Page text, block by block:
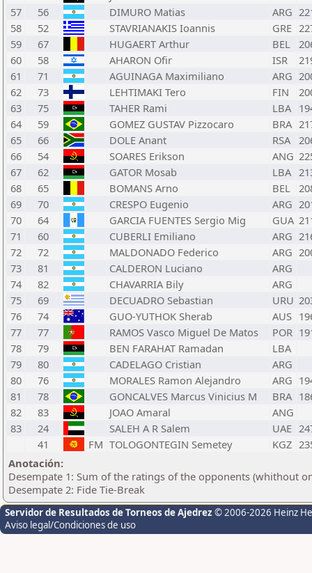
57
56 DIMURO Matias ARG
58
52 STAVRIANAKIS Ioannis GRE
59
67 HUGAERT Arthur BEL
60
58 AHARON Ofir ISR
61
71 AGUINAGA Maximiliano ARG
62
73 LEHTIMAKI Tero FIN
63
75 TAHER Rami LBA
64
59 GOMEZ GUSTAV Pizzocaro BRA
65
66 DOLE Anant RSA
66
54 SOARES Erikson ANG
67
62 GATOR Mosab LBA
68
65 BOMANS Arno BEL
69
70 CRESPO Eugenio ARG
70
64 GARCIA FUENTES Sergio Mig GUA
71
60 CUBERLI Emiliano ARG
72
72 MALDONADO Federico ARG
73
81 CALDERON Luciano
ARG
74
82 CHAVARRIA Bily
ARG
75
69 DECUADRO Sebastian URU
76
74 GUO-YUTHOK Sherab AUS
77
77 RAMOS Vasco Miguel De Matos POR
78
79 BEN FARAHAT Ramadan
LBA
79
80 CADELAGO Cristian
ARG
80
76 MORALES Ramon Alejandro ARG
81
78 GONCALVES Marcus Vinicius M BRA
82
83 JOAO Amaral
ANG
83
24 SALEH A R Salem UAE
41
FM TOLOGONTEGIN Semetey KGZ
Anotación:
Desempate 1: Sum of the ratings of the opponents (whithout
Desempate 2: Fide Tie-Break
Servidor de Resultados de Torneos de Ajedrez © 2006-2026 Heinz
Aviso legal/Condiciones de uso